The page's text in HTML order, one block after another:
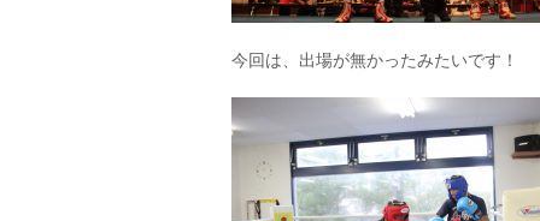
今回は、出場が無かったみたいです！